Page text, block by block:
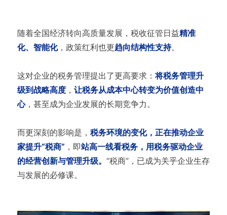
随着全国经济转向高质量发展，税收征管日益精准
化、智能化，政策红利也更趋向结构性支持。
这对企业的税务管理提出了更高要求：将税务管理升
级到战略高度， 让税务从成本中心转变为价值创造中
心，甚至成为企业发展的长期竞争力。
而更深刻的影响是， 税务环境的变化，正在推动企业
家提升“税商” ，即站高一线看税务，用税务驱动企业
的经营创新与管理升级。 “税商”，已成为关乎企业生存
与发展的必修课。